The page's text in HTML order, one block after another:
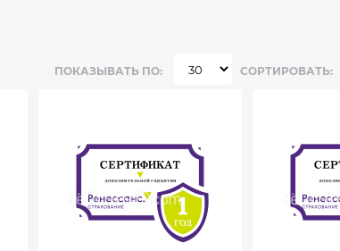
ПОКАЗЫВАТЬ ПО: СОРТИРОВАТЬ: